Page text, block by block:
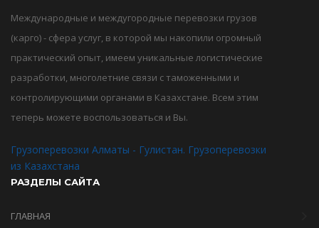
Международные и междугородные перевозки грузов
(карго) - сфера услуг, в которой мы накопили огромный
практический опыт, имеем уникальные логистические
разработки, многолетние связи с таможенными и
контролирующими органами в Казахстане. Всем этим
теперь можете воспользоваться и Вы.
Грузоперевозки Алматы - Гулистан. Грузоперевозки
из Казахстана
РАЗДЕЛЫ САЙТА
ГЛАВНАЯ